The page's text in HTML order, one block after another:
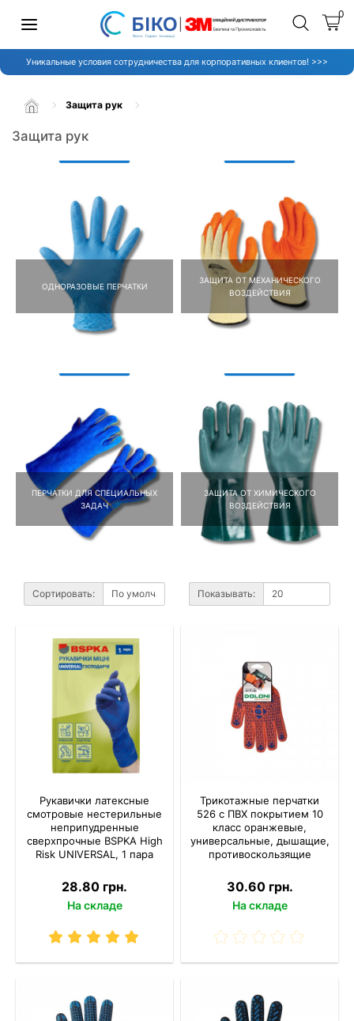
0
Уникальные условия сотрудничества для корпоративных клиентов! >>>
Защита рук
Защита рук
ОДНОРАЗОВЫЕ ПЕРЧАТКИ
ЗАЩИТА ОТ МЕХАНИЧЕСКОГО
ВОЗДЕЙСТВИЯ
ПЕРЧАТКИ ДЛЯ СПЕЦИАЛЬНЫХ
ЗАДАЧ
ЗАЩИТА ОТ ХИМИЧЕСКОГО
ВОЗДЕЙСТВИЯ
Сортировать: Показывать:
Рукавички латексные
смотровые нестерильные
неприпудренные
сверхпрочные BSPKA Hіgh
Risk UNIVERSAL, 1 пара
28.80 грн.
На складе
Трикотажные перчатки
526 с ПВХ покрытием 10
класс оранжевые,
универсальные, дышащие,
противоскользящие
30.60 грн.
На складе